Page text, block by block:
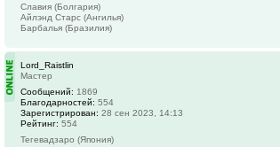
Славия (Болгария)
Айлэнд Старс (Ангилья)
Барбалья (Бразилия)
Lord_Raistlin
Мастер
Сообщений: 1869
Благодарностей: 554
Зарегистрирован: 28 сен 2023, 14:13
Рейтинг: 554
Тегевадзаро (Япония)